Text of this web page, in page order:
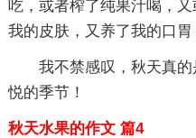
吃，或者榨了纯果汁喝，
我的皮肤，又养了我的口胃
我不禁感叹，秋天真
悦的季节！
秋天水果的作文 篇4